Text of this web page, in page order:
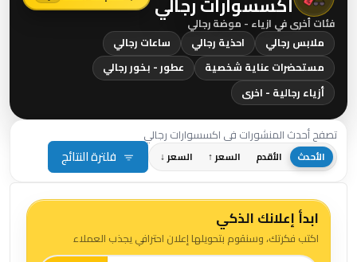
فئات أخرى في ازياء - موضة رجالي
ملابس رجالي
احذية رجالي
ساعات رجالي
مستحضرات عناية شخصية
عطور - بخور رجالي
أزياء رجالية - اخرى
تصفح أحدث المنشورات في اكسسوارات رجالي
الأحدث الأقدم السعر ↑ السعر ↓ فلترة النتائج
ابدأ إعلانك الذكي
اكتب فكرتك، وسنقوم بتحويلها إعلان احترافي يجذب العملاء